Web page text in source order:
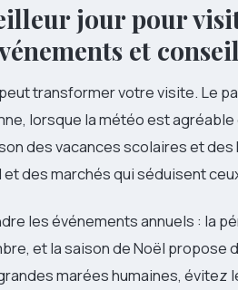
jour pour
et
transformer votre visite. Le
lorsque la météo est
des vacances scolaires et
et des marchés qui séduisent
les événements annuels : la
et la saison de Noël propose
marées humaines,